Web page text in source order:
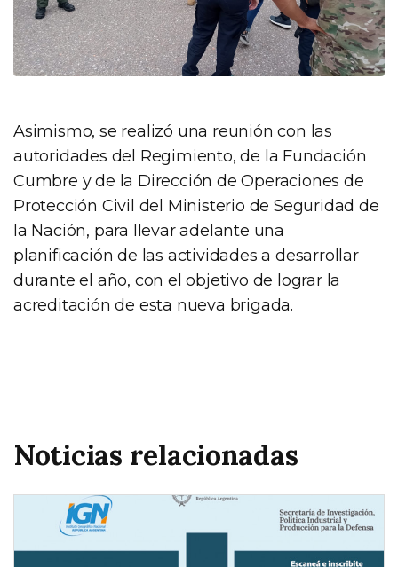
Asimismo, se realizó una reunión con las
autoridades del Regimiento, de la Fundación
Cumbre y de la Dirección de Operaciones de
Protección Civil del Ministerio de Seguridad de
la Nación, para llevar adelante una
planificación de las actividades a desarrollar
durante el año, con el objetivo de lograr la
acreditación de esta nueva brigada.
Noticias relacionadas